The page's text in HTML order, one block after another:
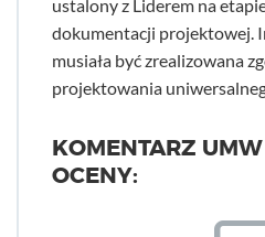
ustalony z Liderem na
dokumentacji projektowej.
musiała być zrealizowana
projektowania
KOMENTARZ
OCENY: